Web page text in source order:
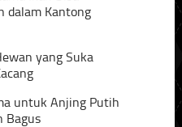
dalam Kantong
yang Suka
untuk Anjing Putih
Bagus